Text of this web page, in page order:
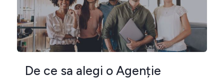
De ce sa alegi o Agenție